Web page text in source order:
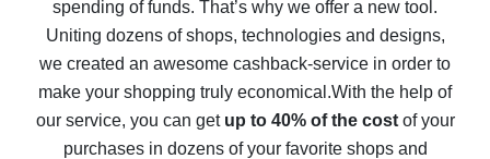
10% cash back on AliExpress - the impossible is
possible
The best cash back on AliExpress - how to find it
The best cash back service for AliExpress - let's
compare offers
spending of funds. That’s why we offer a new tool.
Uniting dozens of shops, technologies and designs,
we created an awesome cashback-service in order to
make your shopping truly economical.With the help of
our service, you can get up to 40% of the costof your
purchases in dozens of your favorite shops and